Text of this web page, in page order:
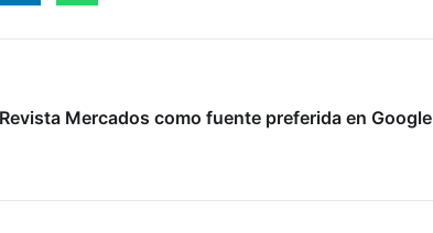
Mercados como fuente preferida en Google